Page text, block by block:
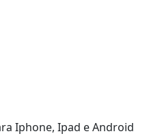
Iphone, Ipad e Android